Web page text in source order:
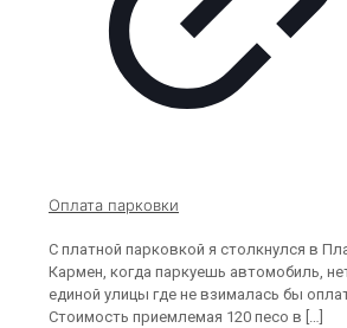
Оплата парковки
С платной парковкой я столкнулся в
Кармен, когда паркуешь автомобиль,
единой улицы где не взималась бы
Стоимость приемлемая 120 песо в […]